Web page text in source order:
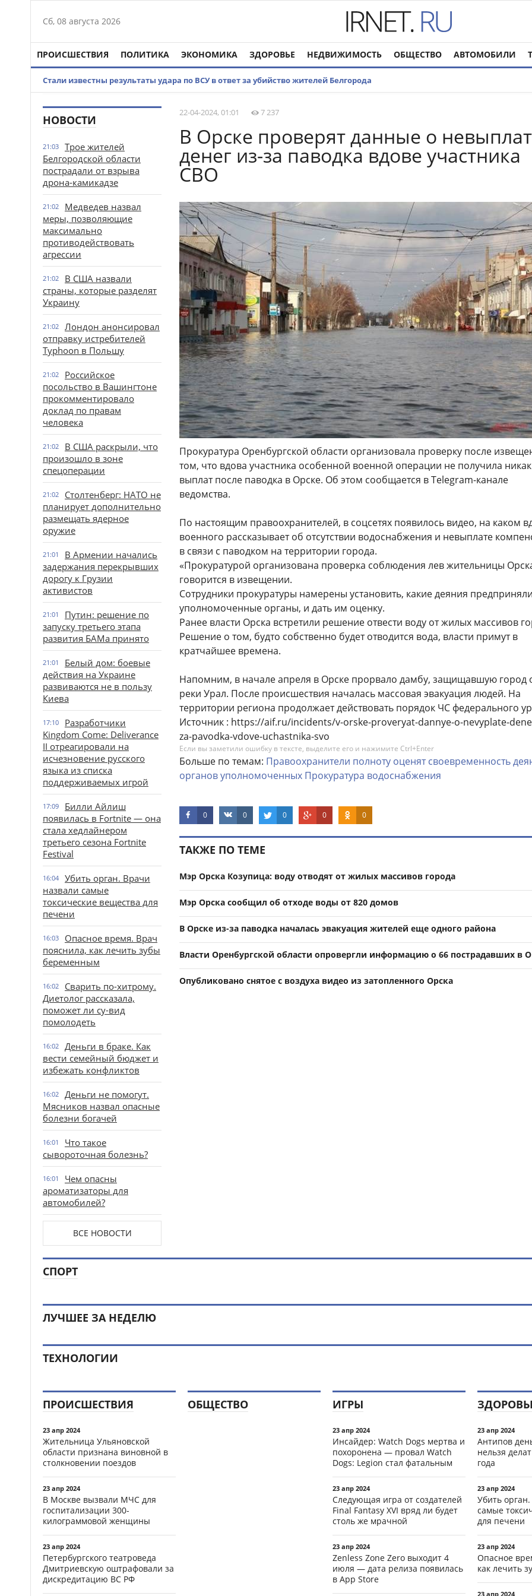
Сб, 08 августа 2026
ПРОИСШЕСТВИЯ ПОЛИТИКА ЭКОНОМИКА ЗДОРОВЬЕ НЕДВИЖИМОСТЬ ОБЩЕСТВО АВТОМОБИЛИ
Стали известны результаты удара по ВСУ в ответ за убийство жителей Белгорода
НОВОСТИ
21:03
Трое жителей
Белгородской области
пострадали от взрыва
дрона-камикадзе
21:02
Медведев назвал
меры, позволяющие
максимально
противодействовать
агрессии
21:02
В США назвали
страны, которые разделят
Украину
21:02
Лондон анонсировал
отправку истребителей
Typhoon в Польшу
21:02
Российское
посольство в Вашингтоне
прокомментировало
доклад по правам
человека
21:02
В США раскрыли, что
произошло в зоне
спецоперации
21:02
Столтенберг: НАТО не
планирует дополнительно
размещать ядерное
оружие
21:01
В Армении начались
задержания перекрывших
дорогу к Грузии
активистов
21:01
Путин: решение по
запуску третьего этапа
развития БАМа принято
21:01
Белый дом: боевые
действия на Украине
развиваются не в пользу
Киева
17:10
Разработчики
Kingdom Come: Deliverance
II отреагировали на
исчезновение русского
языка из списка
поддерживаемых игрой
17:09
Билли Айлиш
появилась в Fortnite — она
стала хедлайнером
третьего сезона Fortnite
Festival
16:04
Убить орган. Врачи
назвали самые
токсические вещества для
печени
16:03
Опасное время. Врач
пояснила, как лечить зубы
беременным
16:02
Сварить по-хитрому.
Диетолог рассказала,
поможет ли су-вид
помолодеть
16:02
Деньги в браке. Как
вести семейный бюджет и
избежать конфликтов
16:02
Деньги не помогут.
Мясников назвал опасные
болезни богачей
16:01
Что такое
сывороточная болезнь?
16:01
Чем опасны
ароматизаторы для
автомобилей?
ВСЕ НОВОСТИ
22-04-2024, 01:01 7 237
В Орске проверят данные о
денег из-за паводка вдове участника
СВО
Прокуратура Оренбургской области организовала проверку после
том, что вдова участника особенной военной операции не получила
выплат после паводка в Орске. Об этом сообщается в Telegram-канале
ведомства.
По настоящим правоохранителей, в соцсетях появилось видео, на каком
военного рассказывает об отсутствии водоснабжения и невыплате
в связи с паводком на территории города.
«Прокуратурой организована проверка соблюдения лев жительницы
говорится в извещении.
Сотрудники прокуратуры намерены установить, какие деяния
уполномоченные органы, и дать им оценку.
Ранее власти Орска встретили решение отвести воду от жилых массивов
Решение о том, будто собственно будет отводится вода, власти примут в
кратчайшее времена.
Напомним, в начале апреля в Орске прорвало дамбу, защищавшую город
реки Урал. После происшествия началась массовая эвакуация людей. На
территории региона продолжает действовать порядок ЧС федерального
Источник : https://aif.ru/incidents/v-orske-proveryat-dannye-o-nevyplate-
za-pavodka-vdove-uchastnika-svo
Если вы заметили ошибку в тексте, выделите его и нажимите Ctrl+Enter
Больше по темам: Правоохранители полноту оценят своевременность
органовуполномоченных Прокуратура водоснабжения
0 0 0 0 0
ТАКЖЕ ПО ТЕМЕ
Мэр Орска Козупица: воду отводят от жилых массивов города
Мэр Орска сообщил об отходе воды от 820 домов
В Орске из-за паводка началась эвакуация жителей еще одного района
Власти Оренбургской области опровергли информацию о 66 пострадавших в
Опубликовано снятое с воздуха видео из затопленного Орска
СПОРТ
ЛУЧШЕЕ ЗА НЕДЕЛЮ
ТЕХНОЛОГИИ
ПРОИСШЕСТВИЯ
23 апр 2024
Жительница Ульяновской
области признана виновной в
столкновении поездов
23 апр 2024
В Москве вызвали МЧС для
госпитализации 300-
килограммовой женщины
23 апр 2024
Петербургского театроведа
Дмитриевскую оштрафовали за
дискредитацию ВС РФ
ОБЩЕСТВО ИГРЫ
23 апр 2024
Инсайдер: Watch Dogs мертва и
похоронена — провал Watch
Dogs: Legion стал фатальным
23 апр 2024
Следующая игра от создателей
Final Fantasy XVI вряд ли будет
столь же мрачной
23 апр 2024
Zenless Zone Zero выходит 4
июля — дата релиза появилась
в App Store
23 апр 2024
Антипов
нельзя
года
23 апр 2024
Убить
самые
для печени
23 апр 2024
Опасное
как лечить
23 апр 2024